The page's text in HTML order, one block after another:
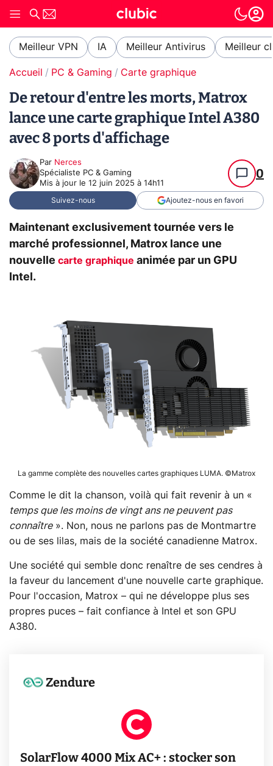
Meilleur VPN IA Meilleur Antivirus Meilleur
Accueil PC & Gaming Carte graphique
De retour d'entre les morts, Matrox
lance une carte graphique Intel A380
avec 8 ports d'affichage
Par Nerces
Spécialiste PC & Gaming
Mis à jour le 12 juin 2025 à 14h11
0
Suivez-nous Ajoutez-nous en favori
Maintenant exclusivement tournée vers le
marché professionnel, Matrox lance une
nouvelle carte graphique animée par un GPU
Intel.
La gamme complète des nouvelles cartes graphiques LUMA. ©Matrox
Comme le dit la chanson, voilà qui fait revenir à un «
temps que les moins de vingt ans ne peuvent pas
connaître». Non, nous ne parlons pas de Montmartre
ou de ses lilas, mais de la société canadienne Matrox.
Une société qui semble donc renaître de ses cendres à
la faveur du lancement d'une nouvelle carte graphique.
Pour l'occasion, Matrox – qui ne développe plus ses
propres puces – fait confiance à Intel et son GPU
A380.
Zendure
SolarFlow 4000 Mix AC+ : stocker son